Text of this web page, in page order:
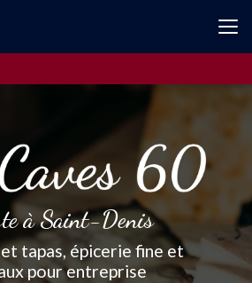
à Saint-Denis
et tapas, épicerie fine et
pour entreprise